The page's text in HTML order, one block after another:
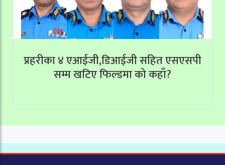
प्रहरीका ४ एआईजी,डिआईजी सहित एसएसपी
सम्म खटिए फिल्डमा को कहाँ?